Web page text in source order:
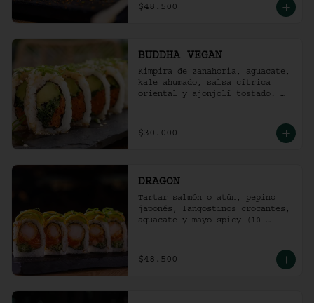
$48.500
BUDDHA VEGAN
Kimpira de zanahoria, aguacate,
kale ahumado, salsa cítrica
oriental y ajonjolí tostado.
$30.000
DRAGON
Tartar salmón o atún, pepino
japonés, langostinos crocantes,
aguacate y mayo spicy (10
$48.500